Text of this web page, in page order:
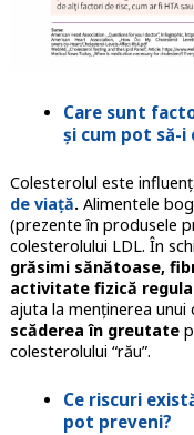
Care sunt
și cum pot să-i
Colesterolul este
de viață.Alimentele
(prezente în produsele
colesterolului LDL. În
grăsimi sănătoase,
activitate fizică
ajuta la menținerea unui
scăderea în greutate
colesterolului “rău”.
Ce riscuri
pot preveni?